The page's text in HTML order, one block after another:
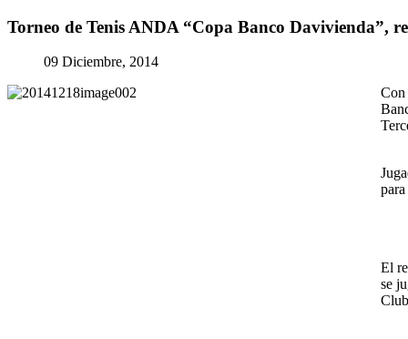
Torneo de Tenis ANDA “Copa Banco Davivienda”,
09 Diciembre, 2014
Con
El
se